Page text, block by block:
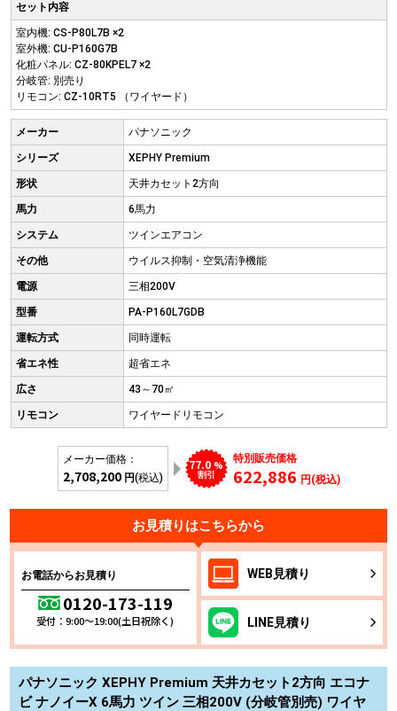
セット内容
室内機: CS-P80L7B ×2
室外機: CU-P160G7B
化粧パネル: CZ-80KPEL7 ×2
分岐管: 別売り
リモコン: CZ-10RT5 （ワイヤード）
メーカー パナソニック
シリーズ XEPHY Premium
形状 天井カセット2方向
馬力 6馬力
システム ツインエアコン
その他 ウイルス抑制・空気清浄機能
電源 三相200V
型番 PA-P160L7GDB
運転方式 同時運転
省エネ性 超省エネ
広さ 43～70㎡
リモコン ワイヤードリモコン
メーカー価格：
2,708,200 円(税込)
77.0 %
割引
特別販売価格
622,886 円(税込)
お見積りはこちらから
お電話からお見積り
0120-173-119
受付：9:00～19:00(土日祝除く)
WEB 見積り
LINE見積り
パナソニック XEPHY Premium 天井カセット2方向 エコナ
ビ ナノイーX 6馬力 ツイン 三相200V (分岐管別売) ワイヤ